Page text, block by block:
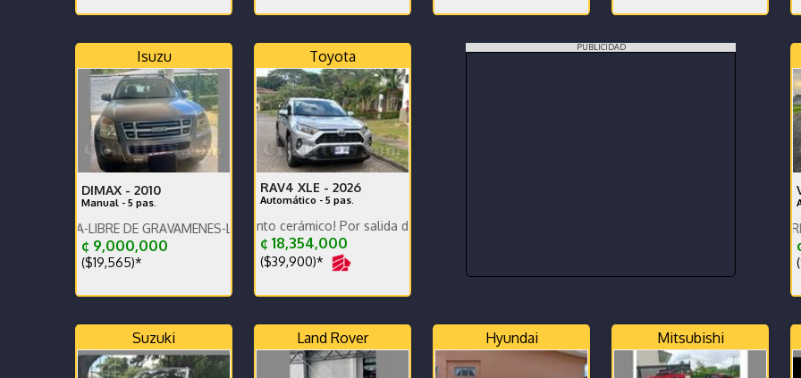
Isuzu
DIMAX - 2010
Manual - 5 pas.
LIBRE DE GRAVAMENES-LLANTAS EN BUEN ESTADO-LISTO PARA TRASPASO
¢ 9,000,000
($19,565)*
Toyota
RAV4 XLE - 2026
Automático - 5 pas.
Como Nuevo! Tratamiento cerámico! Por salida del país no se necesita!Garantía! Mant.Incluido!
¢ 18,354,000
($39,900)*
PUBLICIDAD
BICOLOR LLANTAS FIRESTONE
Suzuki Land Rover Hyundai Mitsubishi